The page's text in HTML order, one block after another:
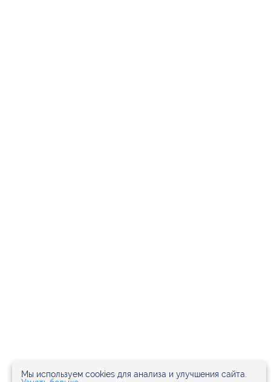
Мы используем cookies для анализа и улучшения сайта.